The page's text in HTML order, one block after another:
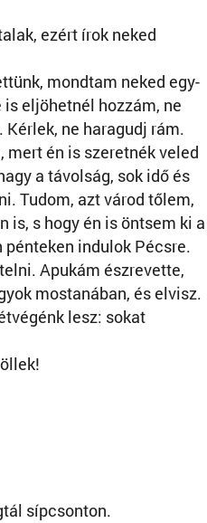
ezért írok neked
mondtam neked egy-
eljöhetnél hozzám, ne
ne haragudj rám.
én is szeretnék veled
a távolság, sok idő és
Tudom, azt várod tőlem,
is, s hogy én is öntsem ki a
indulok Pécsre.
Apukám észrevette,
mostanában, és elvisz.
lesz: sokat
sípcsonton.